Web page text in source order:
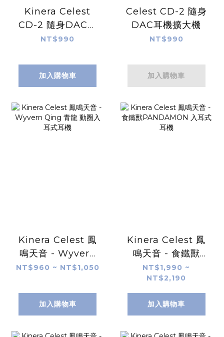
Kinera Celest
CD-2 隨身DAC耳
機擴大機
NT$990
加入購物車
Celest CD-2 隨身
DAC耳機擴大機
NT$990
加入購物車
Kinera Celest 鳳
鳴天音 - Wyvern
Qing 青龍 動圈入
NT$960 ~ NT$1,050
加入購物車
Kinera Celest 鳳
鳴天音 - 食鐵獸
PANDAMON 入耳
式耳機
NT$1,990 ~
NT$2,190
加入購物車